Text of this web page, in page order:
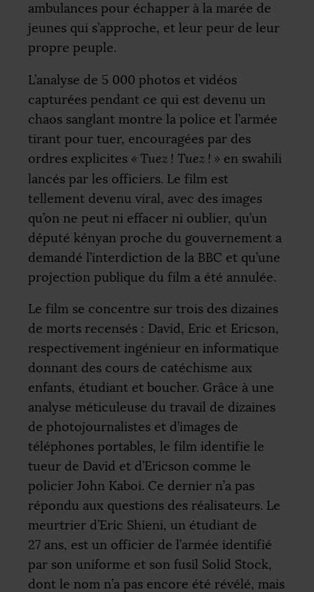
ambulances pour échapper à la marée de
jeunes qui s’approche, et leur peur de leur
propre peuple.
L’analyse de 5 000 photos et vidéos
capturées pendant ce qui est devenu un
chaos sanglant montre la police et l’armée
tirant pour tuer, encouragées par des
ordres explicites « Tuez ! Tuez ! » en swahili
lancés par les officiers. Le film est
tellement devenu viral, avec des images
qu’on ne peut ni effacer ni oublier, qu’un
député kényan proche du gouvernement a
demandé l’interdiction de la BBC et qu’une
projection publique du film a été annulée.
Le film se concentre sur trois des dizaines
de morts recensés : David, Eric et Ericson,
respectivement ingénieur en informatique
donnant des cours de catéchisme aux
enfants, étudiant et boucher. Grâce à une
analyse méticuleuse du travail de dizaines
de photojournalistes et d’images de
téléphones portables, le film identifie le
tueur de David et d’Ericson comme le
policier John Kaboi. Ce dernier n’a pas
répondu aux questions des réalisateurs. Le
meurtrier d’Eric Shieni, un étudiant de
27 ans, est un officier de l’armée identifié
par son uniforme et son fusil Solid Stock,
dont le nom n’a pas encore été révélé, mais